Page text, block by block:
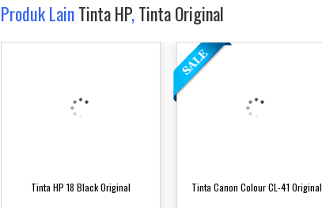
Produk LainTinta HP,Tinta Original
Tinta HP 18 Black Original Tinta Canon Colour CL-41 Original